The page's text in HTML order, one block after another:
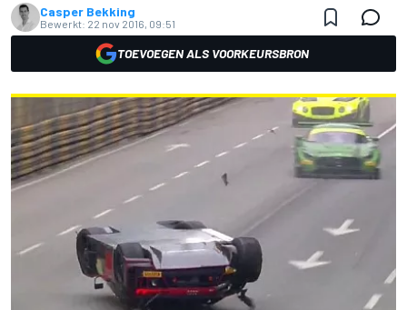
Casper Bekking
Bewerkt: 22 nov 2016, 09:51
TOEVOEGEN ALS VOORKEURSBRON